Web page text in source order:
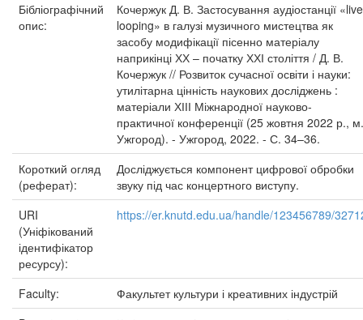
Бібліографічний
опис:
Кочержук Д. В. Застосування аудіостанції «live
looping» в галузі музичного мистецтва як
засобу модифікації пісенно матеріалу
наприкінці ХХ – початку ХХІ століття / Д. В.
Кочержук // Розвиток сучасної освіти і науки:
утилітарна цінність наукових досліджень :
матеріали ХІІІ Міжнародної науково-
практичної конференції (25 жовтня 2022 р., м.
Ужгород). - Ужгород, 2022. - С. 34–36.
Короткий огляд
(реферат):
Досліджується компонент цифрової обробки
звуку під час концертного виступу.
URI
(Уніфікований
ідентифікатор
ресурсу):
https://er.knutd.edu.ua/handle/123456789/
Faculty:
Факультет культури і креативних індустрій